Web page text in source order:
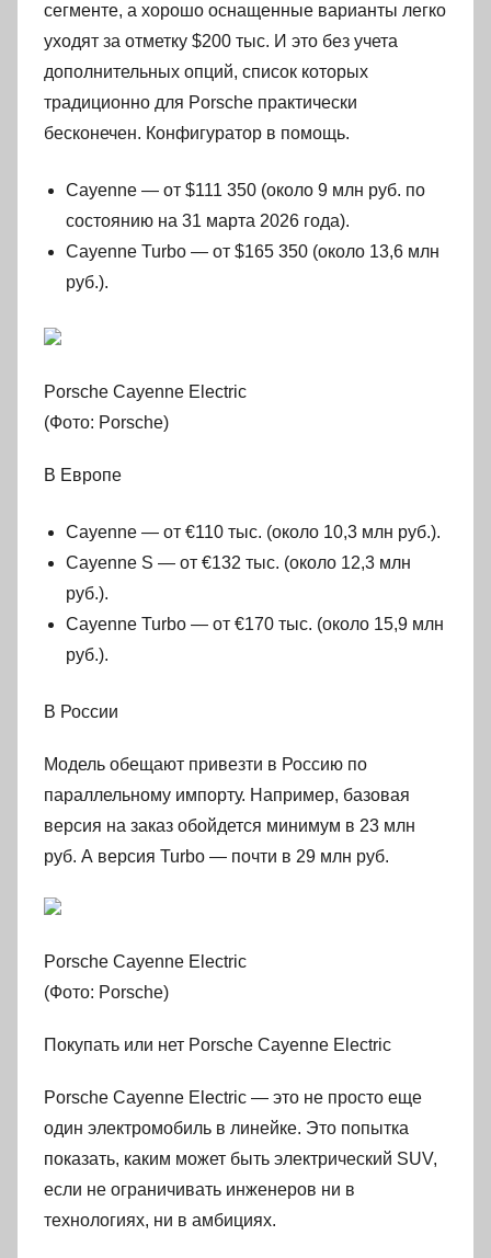
сегменте, а хорошо оснащенные варианты легко
уходят за отметку $200 тыс. И это без учета
дополнительных опций, список которых
традиционно для Porsche практически
бесконечен. Конфигуратор в помощь.
Cayenne — от $111 350 (около 9 млн руб. по
состоянию на 31 марта 2026 года).
Cayenne Turbo — от $165 350 (около 13,6 млн
руб.).
Porsche Cayenne Electric
(Фото: Porsche)
В Европе
Cayenne — от €110 тыс. (около 10,3 млн руб.).
Cayenne S — от €132 тыс. (около 12,3 млн
руб.).
Cayenne Turbo — от €170 тыс. (около 15,9 млн
руб.).
В России
Модель обещают привезти в Россию по
параллельному импорту. Например, базовая
версия на заказ обойдется минимум в 23 млн
руб. А версия Turbo — почти в 29 млн руб.
Porsche Cayenne Electric
(Фото: Porsche)
Покупать или нет Porsche Cayenne Electric
Porsche Cayenne Electric — это не просто еще
один электромобиль в линейке. Это попытка
показать, каким может быть электрический SUV,
если не ограничивать инженеров ни в
технологиях, ни в амбициях.